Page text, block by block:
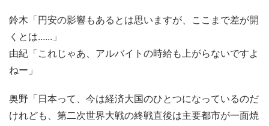
鈴木「円安の影響もあるとは思いますが、ここまで差が開
くとは......」
由紀「これじゃあ、アルバイトの時給も上がらないですよ
ねー」
奥野「日本って、今は経済大国のひとつになっているのだ
けれども、第二次世界大戦の終戦直後は主要都市が一面焼